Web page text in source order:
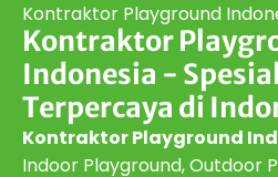
Kontraktor Playground
Kontraktor
Indonesia -
Terpercaya di
Kontraktor Playground
Indoor Playground, Outdoor